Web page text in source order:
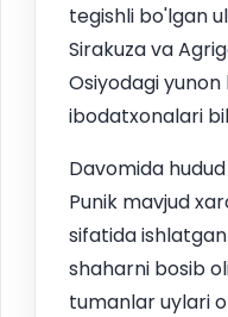
tegishli bo'lgan
Sirakuza va
Osiyodagi
ibodatxonalari
Davomida
Punik mavjud
sifatida
shaharni bosib
tumanlar uylari